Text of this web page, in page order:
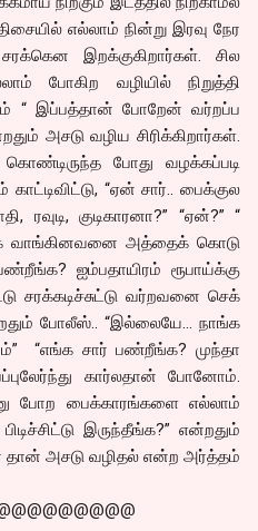
எல்லாம் நின்று இரவு நேர
இறக்குகிறார்கள். சில
போகிற வழியில் நிறுத்தி
“ இப்பத்தான் போறேன் வர்றப்ப
அசடு வழிய சிரிக்கிறார்கள்.
போது வழக்கப்படி
“ஏன் சார்.. பைக்குல
குடிகாரனா?” “ஏன்?” “
வாங்கினவனை அத்தைக் கொடு
ஐம்பதாயிரம் ரூபாய்க்கு
சரக்கடிச்சுட்டு வர்றவனை செக்
போலீஸ்.. “இல்லையே... நாங்க
“எங்க சார் பண்றீங்க? முந்தா
கார்லதான் போனோம்.
போற பைக்காரங்களை எல்லாம்
இருந்தீங்க?” என்றதும்
தான் அசடு வழிதல் என்ற அர்த்தம்